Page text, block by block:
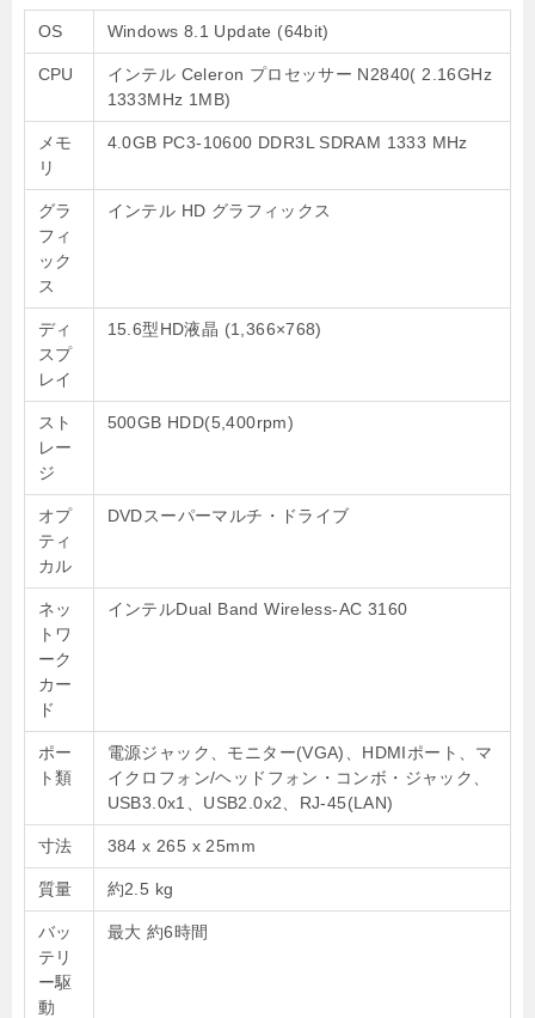
OS Windows 8.1 Update (64bit)
CPU
インテル Celeron プロセッサー N2840( 2.16GHz
1333MHz 1MB)
メモ
リ
4.0GB PC3-10600 DDR3L SDRAM 1333 MHz
グラ
フィ
ック
ス
インテル HD グラフィックス
ディ
スプ
レイ
15.6型HD液晶 (1,366×768)
スト
レー
ジ
500GB HDD(5,400rpm)
オプ
ティ
カル
DVDスーパーマルチ・ドライブ
ネッ
トワ
ーク
カー
ド
インテルDual Band Wireless-AC 3160
ポー
ト類
電源ジャック、モニター(VGA)、HDMIポート、マ
イクロフォン/ヘッドフォン・コンボ・ジャック、
USB3.0x1、USB2.0x2、RJ-45(LAN)
寸法 384 x 265 x 25mm
質量 約2.5 kg
バッ
テリ
ー駆
動
最大 約6時間